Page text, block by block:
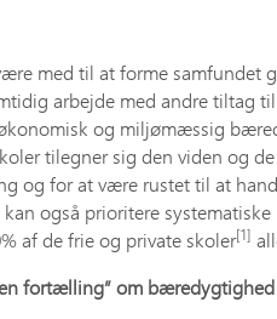
med til at forme samfundet
arbejde med andre tiltag
og miljømæssig
tilegner sig den viden og
og for at være rustet til at
også prioritere
af de frie og private skoler[1]
fortælling” om bæredygtighed